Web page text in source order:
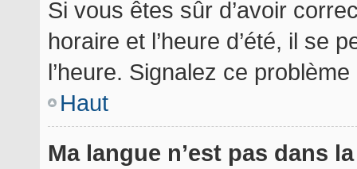
Si vous êtes sûr d’avoir
horaire et l’heure d’été, il se
l’heure. Signalez ce problème
Haut
Ma langue n’est pas dans